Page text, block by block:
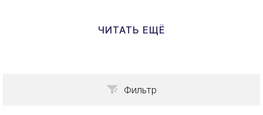
ЧИТАТЬ ЕЩЁ
Фильтр